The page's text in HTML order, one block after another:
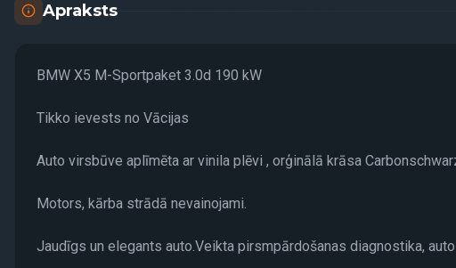
Apraksts
BMW X5 M-Sportpaket 3.0d 190 kW
Tikko ievests no Vācijas
Auto virsbūve aplīmēta ar vinila plēvi , orģinālā krāsa
Motors, kārba strādā nevainojami.
Jaudīgs un elegants auto.Veikta pirsmpārdošanas diagnostika,